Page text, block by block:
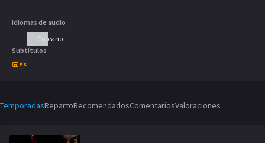
Idiomas de audio
Coreano
Subtítulos
ES
TemporadasRepartoRecomendadosComentariosValoraciones